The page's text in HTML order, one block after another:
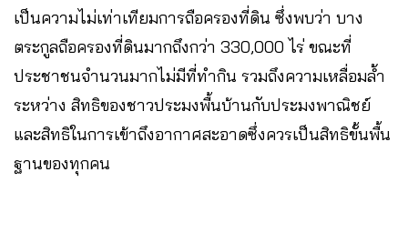
เป็นความไม่เท่าเทียมการถือครองที่ดิน ซึ่งพบว่า บาง
ตระกูลถือครองที่ดินมากถึงกว่า 330,000 ไร่ ขณะที่
ประชาชนจำนวนมากไม่มีที่ทำกิน รวมถึงความเหลื่อมล้ำ
ระหว่าง สิทธิของชาวประมงพื้นบ้านกับประมงพาณิชย์
และสิทธิในการเข้าถึงอากาศสะอาดซึ่งควรเป็นสิทธิขั้นพื้น
ฐานของทุกคน